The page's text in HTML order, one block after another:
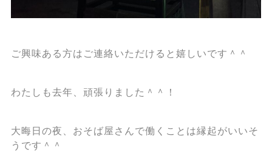
ご興味ある方はご連絡いただけると嬉しいです＾＾
わたしも去年、頑張りました＾＾！
大晦日の夜、おそば屋さんで働くことは縁起がいいそ
うです＾＾